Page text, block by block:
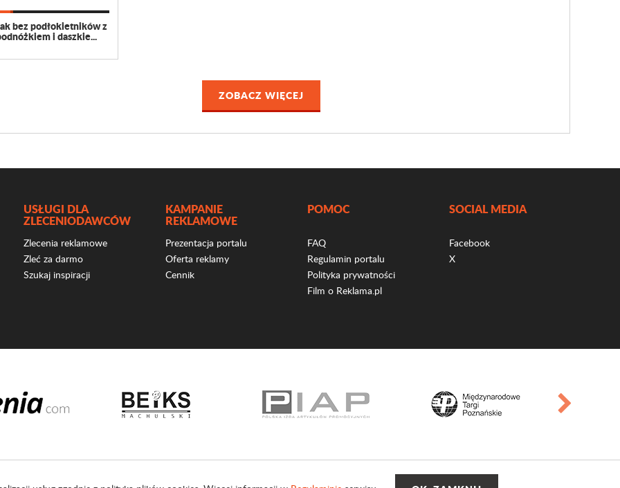
bez podłokietników z
i daszkie...
ZOBACZ WIĘCEJ
USŁUGI DLA
ZLECENIODAWCÓW
Zlecenia reklamowe
Zleć za darmo
Szukaj inspiracji
KAMPANIE
REKLAMOWE
Prezentacja portalu
Oferta reklamy
Cennik
POMOC
FAQ
Regulamin portalu
Polityka prywatności
Film o Reklama.pl
SOCIAL MEDIA
Facebook
X